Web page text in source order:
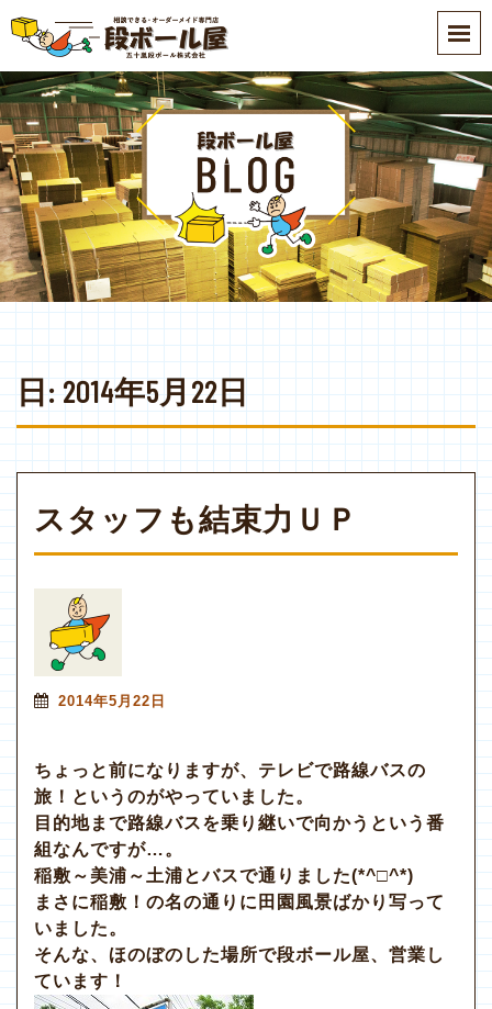
p
t
o
m
a
i
n
c
o
n
e
n
t
日:2014年5月22日
スタッフも結束力ＵＰ
2014年5月22日
ちょっと前になりますが、テレビで路線バスの
旅！というのがやっていました。
目的地まで路線バスを乗り継いで向かうという番
組なんですが…。
稲敷～美浦～土浦とバスで通りました(*^□^*)
まさに稲敷！の名の通りに田園風景ばかり写って
いました。
そんな、ほのぼのした場所で段ボール屋、営業し
ています！